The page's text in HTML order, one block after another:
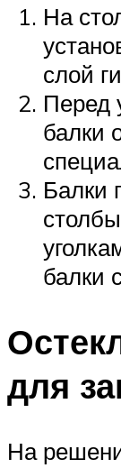
На
слой
Перед
балки
Балки
балки
для
На